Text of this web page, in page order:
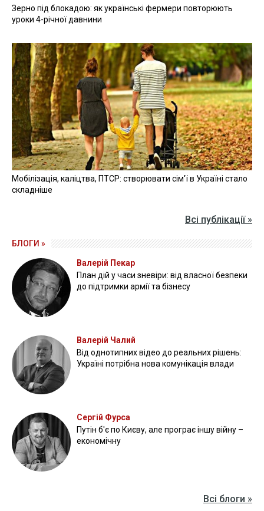
Зерно під блокадою: як українські фермери повторюють
уроки 4-річної давнини
Мобілізація, каліцтва, ПТСР: створювати сім'ї в Україні стало
складніше
Всі публікації »
БЛОГИ »
Валерій Пекар
План дій у часи зневіри: від власної безпеки
до підтримки армії та бізнесу
Валерій Чалий
Від однотипних відео до реальних рішень:
Україні потрібна нова комунікація влади
Сергій Фурса
Путін б'є по Києву, але програє іншу війну –
економічну
Всі блоги »